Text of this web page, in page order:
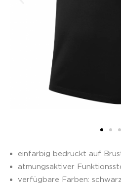
einfarbig bedruckt auf
atmungsaktiver
verfügbare Farben: